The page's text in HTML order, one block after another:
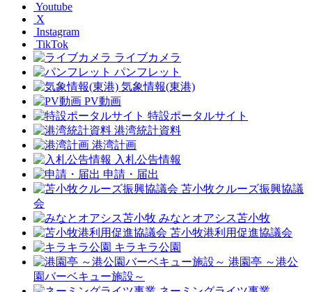
Youtube
X
Instagram
TikTok
ライブカメラ
パンフレット
気象情報(東港)
PV動画
特設ポータルサイト
港湾統計資料
港湾計画
入札公告情報
申請・届出
苫小牧クルーズ振興協議
会
みなとオアシス苫小牧
苫小牧港利用促進協議会
キラキラ公園
港園亭 ～港公
園バーベキュー施設～